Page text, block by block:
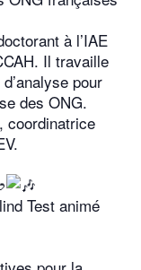
à l’IAE
Il travaille
pour
des ONG.
coordinatrice
Test animé